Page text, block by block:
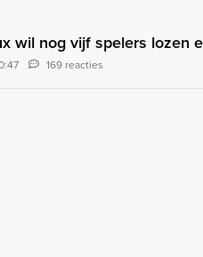
wil nog vijf spelers lozen
169 reacties